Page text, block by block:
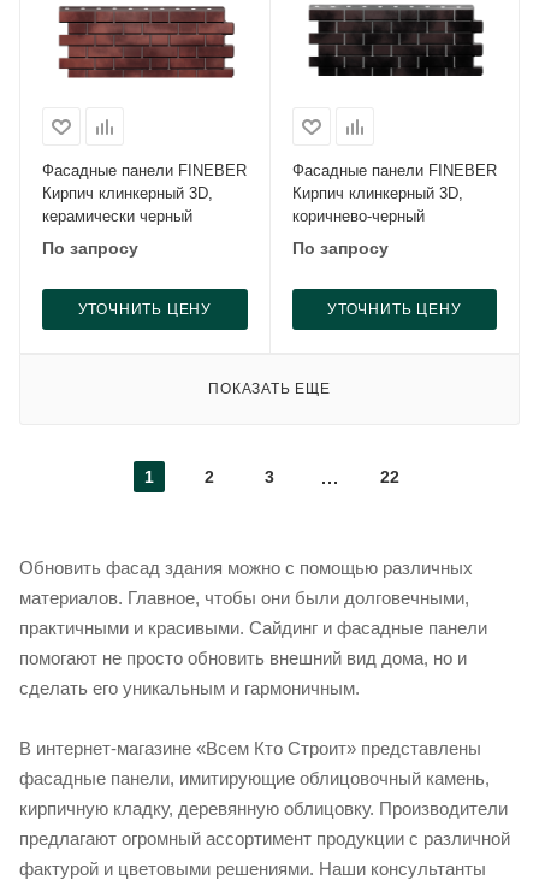
Фасадные панели FINEBER
Кирпич клинкерный 3D,
керамически черный
По запросу
УТОЧНИТЬ ЦЕНУ
Фасадные панели FINEBER
Кирпич клинкерный 3D,
коричнево-черный
По запросу
УТОЧНИТЬ ЦЕНУ
ПОКАЗАТЬ ЕЩЕ
1 2 3 22
Обновить фасад здания можно с помощью различных
материалов. Главное, чтобы они были долговечными,
практичными и красивыми. Сайдинг и фасадные панели
помогают не просто обновить внешний вид дома, но и
сделать его уникальным и гармоничным.
В интернет-магазине «Всем Кто Строит» представлены
фасадные панели, имитирующие облицовочный камень,
кирпичную кладку, деревянную облицовку. Производители
предлагают огромный ассортимент продукции с различной
фактурой и цветовыми решениями. Наши консультанты